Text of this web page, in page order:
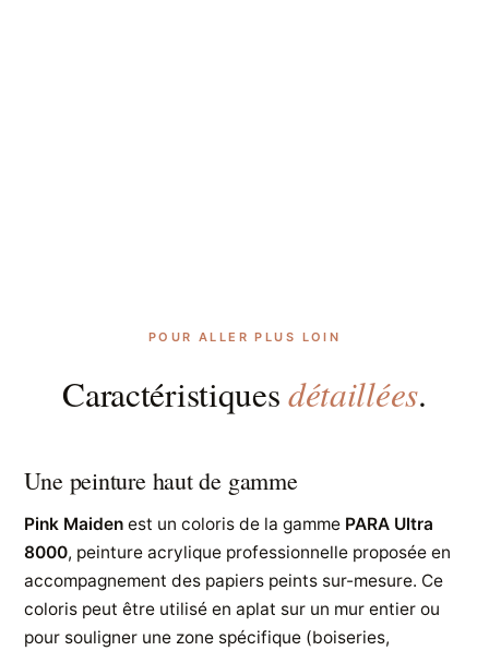
POUR ALLER PLUS LOIN
Caractéristiquesdétaillées.
Une peinture haut de gamme
Pink Maiden est un coloris de la gamme PARA Ultra
8000, peinture acrylique professionnelle proposée en
accompagnement des papiers peints sur-mesure. Ce
coloris peut être utilisé en aplat sur un mur entier ou
pour souligner une zone spécifique (boiseries,